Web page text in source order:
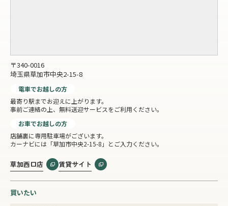
〒340-0016
埼玉県草加市中央2-15-8
電車でお越しの方
最寄り駅までお迎えに上がります。
事前ご連絡の上、無料送迎サービスをご利用ください。
お車でお越しの方
店舗裏に専用駐車場がございます。
カーナビには「草加市中央2-15-8」とご入力ください。
草加西口店 賃貸サイト
買いたい